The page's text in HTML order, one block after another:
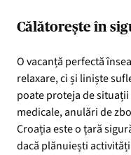
Călătorește în
O vacanță perfectă
relaxare, ci și liniște
poate proteja de
medicale, anulări de
Croația este o țară
dacă plănuiești